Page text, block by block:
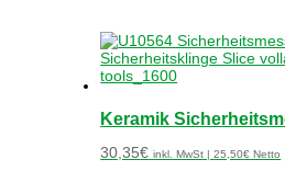
Keramik
30,35€ inkl. MwSt |25,50€ Netto